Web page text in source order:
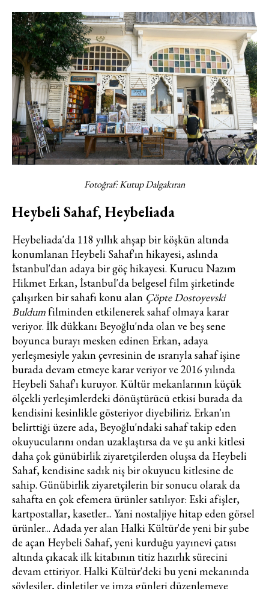
Fotoğraf: Kutup Dalgakıran
Heybeli Sahaf, Heybeliada
Heybeliada'da 118 yıllık ahşap bir köşkün altında
konumlanan Heybeli Sahaf'ın hikayesi, aslında
İstanbul'dan adaya bir göç hikayesi. Kurucu Nazım
Hikmet Erkan, İstanbul'da belgesel film şirketinde
çalışırken bir sahafı konu alan Çöpte Dostoyevski
Buldumfilminden etkilenerek sahaf olmaya karar
veriyor. İlk dükkanı Beyoğlu'nda olan ve beş sene
boyunca burayı mesken edinen Erkan, adaya
yerleşmesiyle yakın çevresinin de ısrarıyla sahaf işine
burada devam etmeye karar veriyor ve 2016 yılında
Heybeli Sahaf'ı kuruyor. Kültür mekanlarının küçük
ölçekli yerleşimlerdeki dönüştürücü etkisi burada da
kendisini kesinlikle gösteriyor diyebiliriz. Erkan'ın
belirttiği üzere ada, Beyoğlu'ndaki sahaf takip eden
okuyucularını ondan uzaklaştırsa da ve şu anki kitlesi
daha çok günübirlik ziyaretçilerden oluşsa da Heybeli
Sahaf, kendisine sadık niş bir okuyucu kitlesine de
sahip. Günübirlik ziyaretçilerin bir sonucu olarak da
sahafta en çok efemera ürünler satılıyor: Eski afişler,
kartpostallar, kasetler... Yani nostaljiye hitap eden görsel
ürünler... Adada yer alan Halki Kültür'de yeni bir şube
de açan Heybeli Sahaf, yeni kurduğu yayınevi çatısı
altında çıkacak ilk kitabının titiz hazırlık sürecini
devam ettiriyor. Halki Kültür'deki bu yeni mekanında
söyleşiler, dinletiler ve imza günleri düzenlemeye